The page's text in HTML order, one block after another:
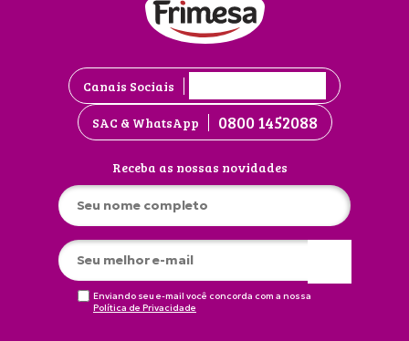
Canais Sociais
SAC & WhatsApp 0800 1452088
Receba as nossas novidades
Enviando seu e-mail você concorda com a nossa
Política de Privacidade